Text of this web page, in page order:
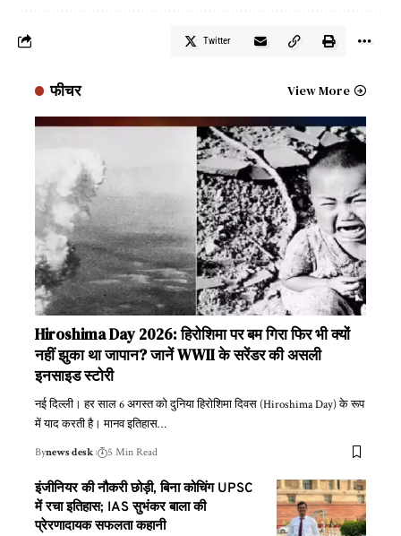
Twitter
फीचर View More
Hiroshima Day 2026: हिरोशिमा पर बम गिरा फिर भी क्यों
नहीं झुका था जापान? जानें WWII के सरेंडर की असली
इनसाइड स्टोरी
नई दिल्ली। हर साल 6 अगस्त को दुनिया हिरोशिमा दिवस (Hiroshima Day) के रूप
में याद करती है। मानव इतिहास…
Bynews desk 5 Min Read
इंजीनियर की नौकरी छोड़ी, बिना कोचिंग UPSC
में रचा इतिहास; IAS सुभंकर बाला की
प्रेरणादायक सफलता कहानी